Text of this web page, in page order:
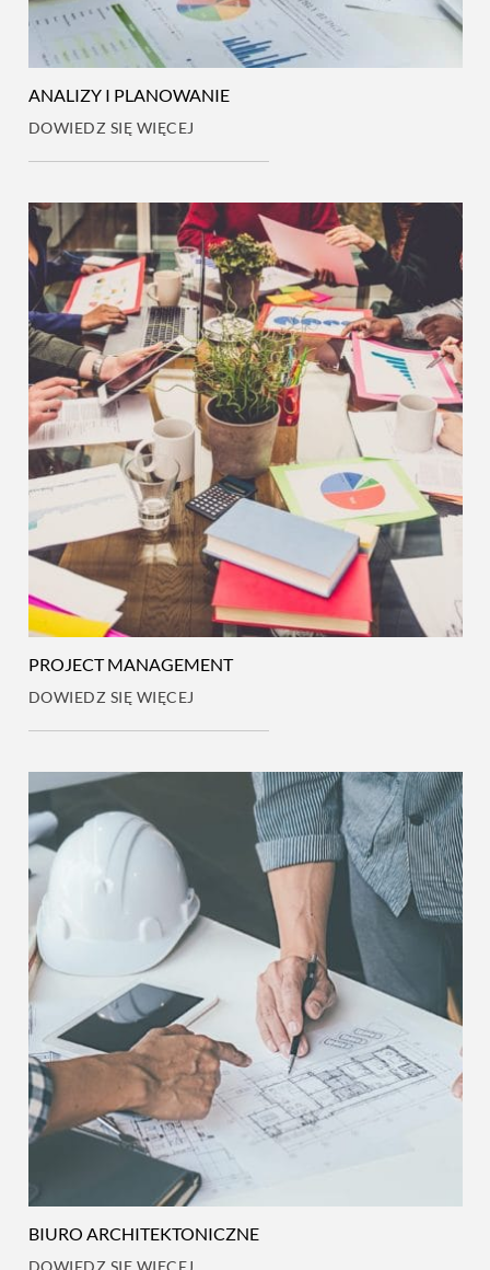
ANALIZY I PLANOWANIE
DOWIEDZ SIĘ WIĘCEJ
PROJECT MANAGEMENT
DOWIEDZ SIĘ WIĘCEJ
BIURO ARCHITEKTONICZNE
DOWIEDZ SIĘ WIĘCEJ